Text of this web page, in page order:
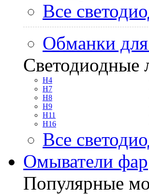
Все
Обманки для
Светодиодные
H4
H7
H8
H9
H11
H16
Все
Омыватели фар
Популярные